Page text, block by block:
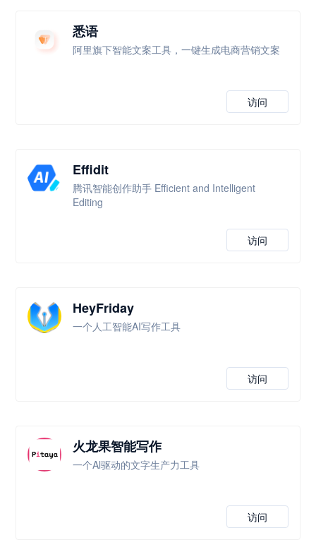
悉语
阿里旗下智能文案工具，一键生成电商营销文案
访问
Effidit
腾讯智能创作助手 Efficient and Intelligent
Editing
访问
HeyFriday
一个人工智能AI写作工具
访问
火龙果智能写作
一个Al驱动的文字生产力工具
访问